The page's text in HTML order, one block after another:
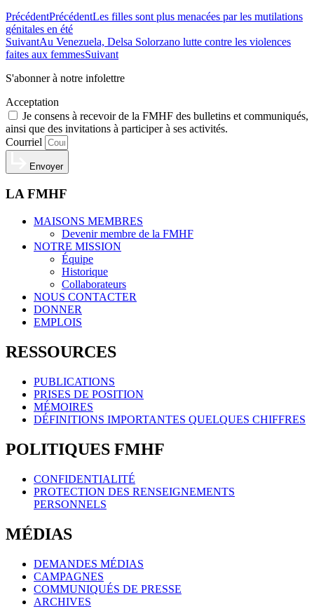
PrécédentPrécédentLes filles sont plus menacées par les mutilations
génitales en été
SuivantAu Venezuela, Delsa Solorzano lutte contre les violences
faites aux femmesSuivant
S'abonner à notre infolettre
Acceptation
Je consens à recevoir de la FMHF des bulletins et communiqués,
ainsi que des invitations à participer à ses activités.
Courriel
Envoyer
LA FMHF
MAISONS MEMBRES
Devenir membre de la FMHF
NOTRE MISSION
Équipe
Historique
Collaborateurs
NOUS CONTACTER
DONNER
EMPLOIS
RESSOURCES
PUBLICATIONS
PRISES DE POSITION
MÉMOIRES
DÉFINITIONS IMPORTANTES QUELQUES CHIFFRES
POLITIQUES FMHF
CONFIDENTIALITÉ
PROTECTION DES RENSEIGNEMENTS
PERSONNELS
MÉDIAS
DEMANDES MÉDIAS
CAMPAGNES
COMMUNIQUÉS DE PRESSE
ARCHIVES